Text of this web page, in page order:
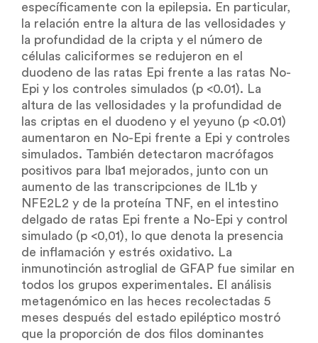
específicamente con la epilepsia. En particular,
la relación entre la altura de las vellosidades y
la profundidad de la cripta y el número de
células caliciformes se redujeron en el
duodeno de las ratas Epi frente a las ratas No-
Epi y los controles simulados (p <0.01). La
altura de las vellosidades y la profundidad de
las criptas en el duodeno y el yeyuno (p <0.01)
aumentaron en No-Epi frente a Epi y controles
simulados. También detectaron macrófagos
positivos para Iba1 mejorados, junto con un
aumento de las transcripciones de IL1b y
NFE2L2 y de la proteína TNF, en el intestino
delgado de ratas Epi frente a No-Epi y control
simulado (p <0,01), lo que denota la presencia
de inflamación y estrés oxidativo. La
inmunotinción astroglial de GFAP fue similar en
todos los grupos experimentales. El análisis
metagenómico en las heces recolectadas 5
meses después del estado epiléptico mostró
que la proporción de dos filos dominantes